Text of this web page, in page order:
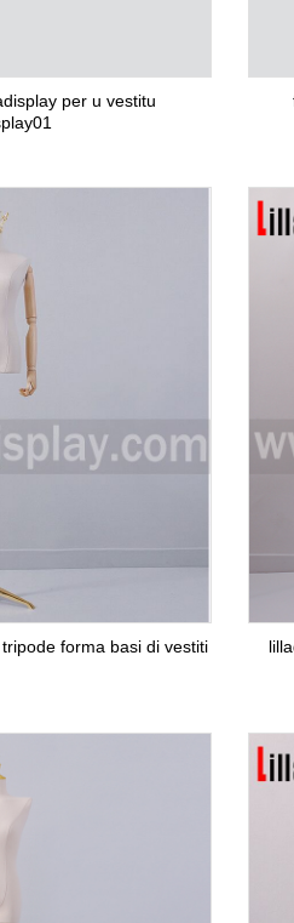
per u vestitu
forma basi di vestiti